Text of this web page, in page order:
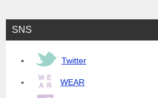
SNS
Twitter
WEAR